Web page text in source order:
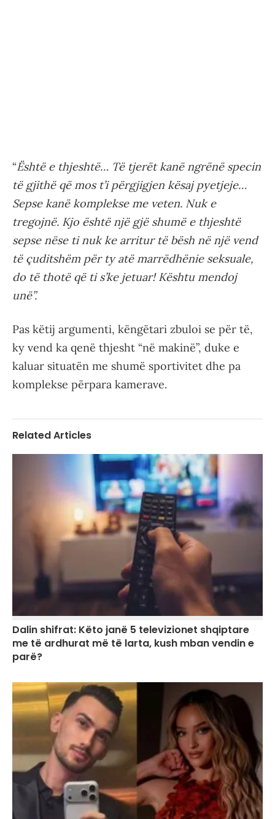
“Është e thjeshtë… Të tjerët kanë ngrënë specin
të gjithë që mos t’i përgjigjen kësaj pyetjeje…
Sepse kanë komplekse me veten. Nuk e
tregojnë. Kjo është një gjë shumë e thjeshtë
sepse nëse ti nuk ke arritur të bësh në një vend
të çuditshëm për ty atë marrëdhënie seksuale,
do të thotë që ti s’ke jetuar! Kështu mendoj
unë”.
Pas këtij argumenti, këngëtari zbuloi se për të,
ky vend ka qenë thjesht “në makinë”, duke e
kaluar situatën me shumë sportivitet dhe pa
komplekse përpara kamerave.
Related Articles
Dalin shifrat: Këto janë 5 televizionet shqiptare
me të ardhurat më të larta, kush mban vendin e
parë?